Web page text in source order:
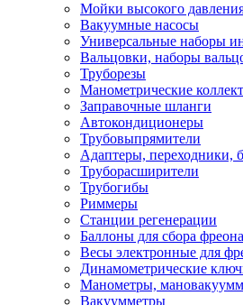
Мойки высокого
Вакуумные насосы
Универсальные наборы
Вальцовки, наборы
Труборезы
Манометрические
Заправочные шланги
Автокондиционеры
Трубовыпрямители
Адаптеры, переходники,
Труборасширители
Трубогибы
Риммеры
Станции регенерации
Баллоны для сбора фреона
Весы электронные для
Динамометрические
Манометры,
Вакуумметры